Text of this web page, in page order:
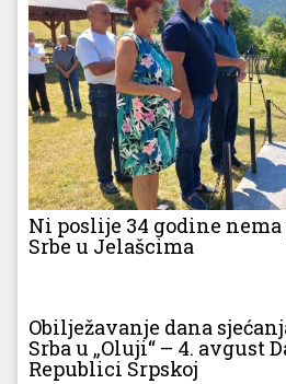
Ni poslije 34 godine
Srbe u Jelašcima
Obilježavanje dana
Srba u „Oluji“ – 4. avgust
Republici Srpskoj